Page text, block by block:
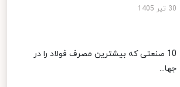
30 تیر 1405
10 صنعتی که بیشترین مصرف فولاد را در
جها...